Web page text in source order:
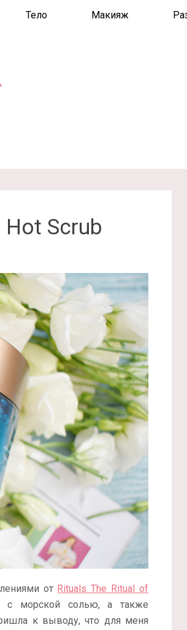
Тело Макияж
Scrub
от Rituals The Ritual of
с морской солью, а также
к выводу, что для меня